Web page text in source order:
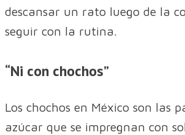
descansar un rato luego de la
seguir con la rutina.
“Ni con chochos”
Los chochos en México son las
azúcar que se impregnan con